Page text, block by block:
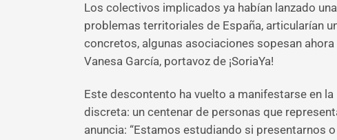
Los colectivos implicados ya habían lanzado
problemas territoriales de España, articularían
concretos, algunas asociaciones sopesan
Vanesa García, portavoz de ¡SoriaYa!
Este descontento ha vuelto a manifestarse en
discreta: un centenar de personas que
anuncia: “Estamos estudiando si presentarnos